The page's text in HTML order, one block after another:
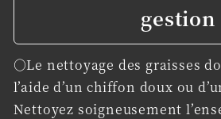
gestion
○Le nettoyage des graisses
l’aide d’un chiffon doux ou
Nettoyez soigneusement